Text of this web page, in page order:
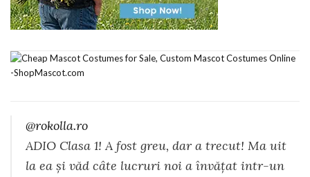
@rokolla.ro
ADIO Clasa 1! A fost greu, dar a trecut! Ma uit
la ea și văd câte lucruri noi a învățat intr-un